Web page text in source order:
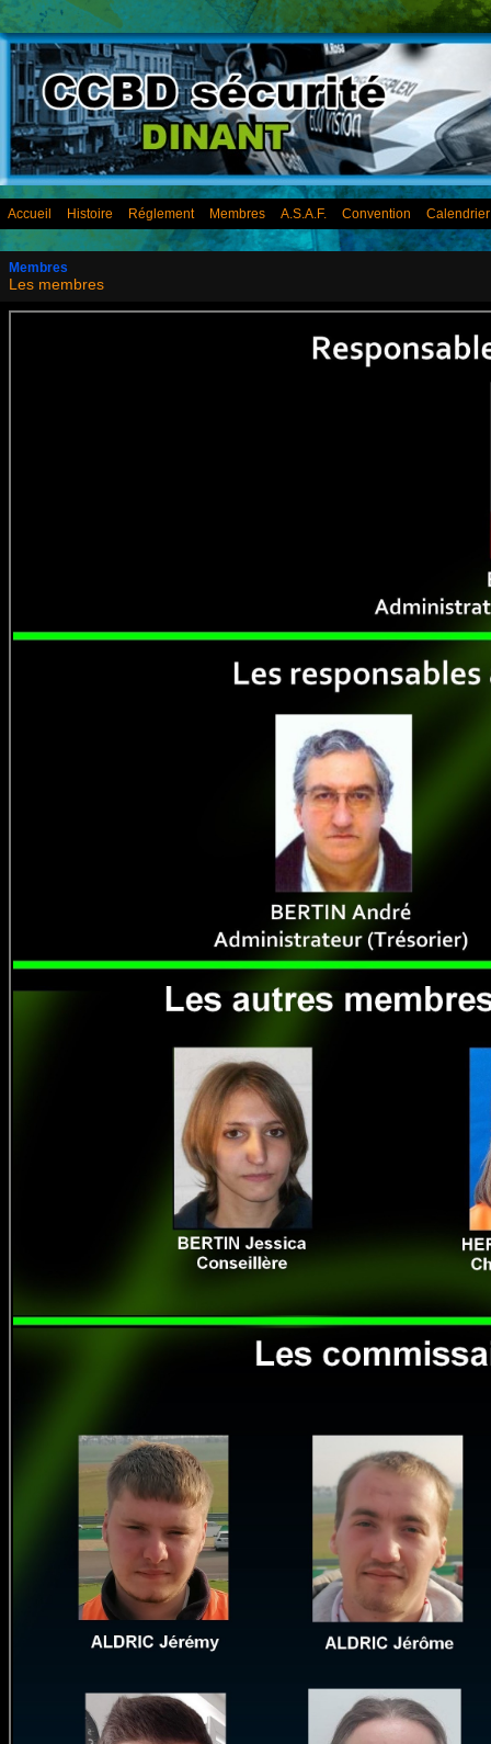
Accueil Histoire Réglement Membres A.S.A.F. Convention
Membres
Les membres